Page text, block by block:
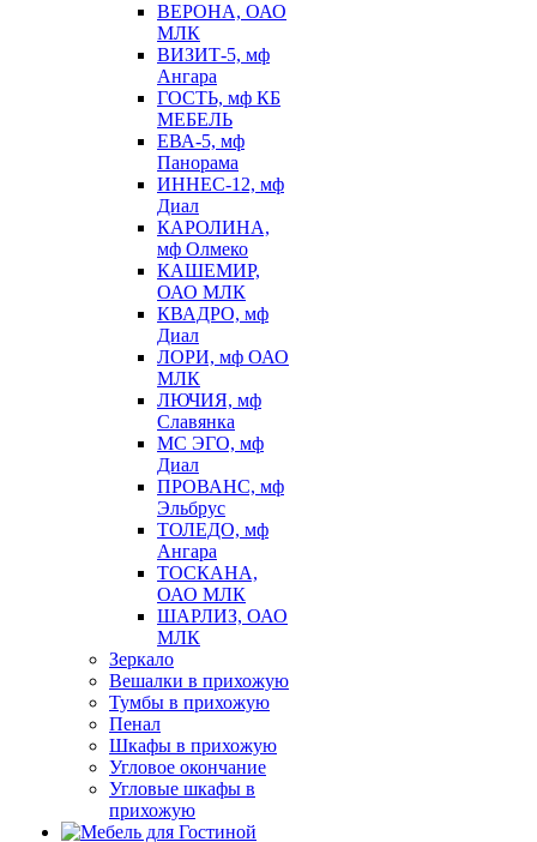
ВЕРОНА, ОАО
МЛК
ВИЗИТ-5, мф
Ангара
ГОСТЬ, мф КБ
МЕБЕЛЬ
ЕВА-5, мф
Панорама
ИННЕС-12, мф
Диал
КАРОЛИНА,
мф Олмеко
КАШЕМИР,
ОАО МЛК
КВАДРО, мф
Диал
ЛОРИ, мф ОАО
МЛК
ЛЮЧИЯ, мф
Славянка
МС ЭГО, мф
Диал
ПРОВАНС, мф
Эльбрус
ТОЛЕДО, мф
Ангара
ТОСКАНА,
ОАО МЛК
ШАРЛИЗ, ОАО
МЛК
Зеркало
Вешалки в прихожую
Тумбы в прихожую
Пенал
Шкафы в прихожую
Угловое окончание
Угловые шкафы в
прихожую